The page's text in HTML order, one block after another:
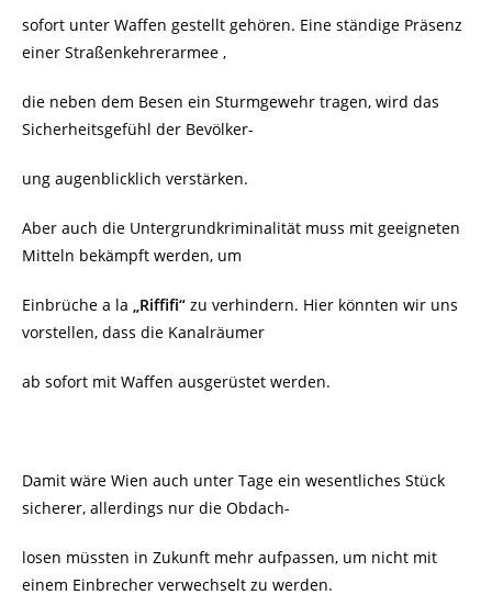
sofort unter Waffen gestellt gehören. Eine ständige Präsenz
einer Straßenkehrerarmee ,
die neben dem Besen ein Sturmgewehr tragen, wird das
Sicherheitsgefühl der Bevölker-
ung augenblicklich verstärken.
Aber auch die Untergrundkriminalität muss mit geeigneten
Mitteln bekämpft werden, um
Einbrüche a la „Riffifi“ zu verhindern. Hier könnten wir uns
vorstellen, dass die Kanalräumer
ab sofort mit Waffen ausgerüstet werden.
Damit wäre Wien auch unter Tage ein wesentliches Stück
sicherer, allerdings nur die Obdach-
losen müssten in Zukunft mehr aufpassen, um nicht mit
einem Einbrecher verwechselt zu werden.